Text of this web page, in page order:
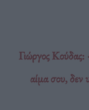
Γιώργος
αίμα σου, δεν